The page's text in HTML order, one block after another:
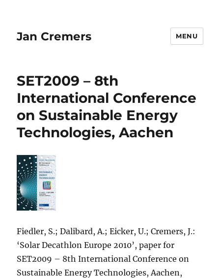
Jan Cremers MENU
SET2009 – 8th
International Conference
on Sustainable Energy
Technologies, Aachen
Fiedler, S.; Dalibard, A.; Eicker, U.; Cremers, J.:
‘Solar Decathlon Europe 2010’, paper for
SET2009 – 8th International Conference on
Sustainable Energy Technologies, Aachen,